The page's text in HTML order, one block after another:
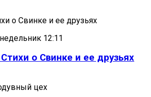
о Свинке и ее друзьях
12:11
о Свинке и ее друзьях
цех